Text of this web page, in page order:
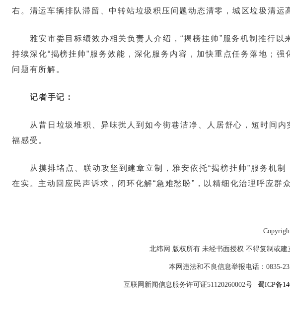
右。清运车辆排队滞留、中转站垃圾积压问题动态清零，城区垃圾清运
雅安市委目标绩效办相关负责人介绍，“揭榜挂帅”服务机制推行
持续深化“揭榜挂帅”服务效能，深化服务内容，加快重点任务落地；
问题有所解。
记者手记：
从昔日垃圾堆积、异味扰人到如今街巷洁净、人居舒心，短时间
福感受。
从摸排堵点、联动攻坚到建章立制，雅安依托“揭榜挂帅”服务机
在实。主动回应民声诉求，闭环化解“急难愁盼”，以精细化治理呼应群
北纬网 版权所有 未经书面授权 不得复制或
本网违法和不良信息举报电话：0835-
互联网新闻信息服务许可证51120260002号 蜀ICP备